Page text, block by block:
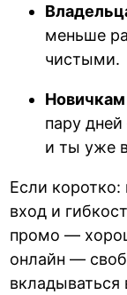
меньше
чистыми.
пару
и ты уже
Если
вход и
промо —
онлайн —